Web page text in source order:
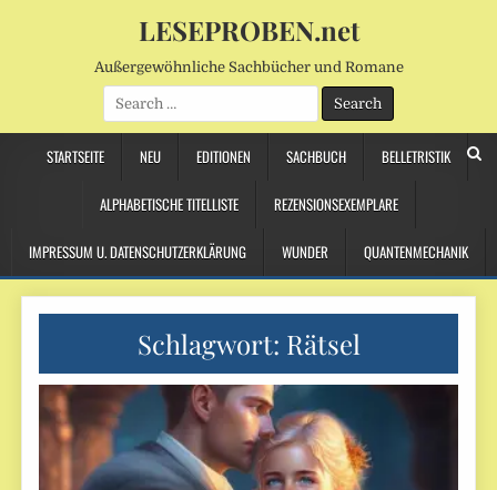
LESEPROBEN.net
Außergewöhnliche Sachbücher und Romane
Search
for:
STARTSEITE NEU EDITIONEN SACHBUCH BELLETRISTIK
ALPHABETISCHE TITELLISTE REZENSIONSEXEMPLARE
IMPRESSUM U. DATENSCHUTZERKLÄRUNG WUNDER QUANTENMECHANIK
Schlagwort: Rätsel